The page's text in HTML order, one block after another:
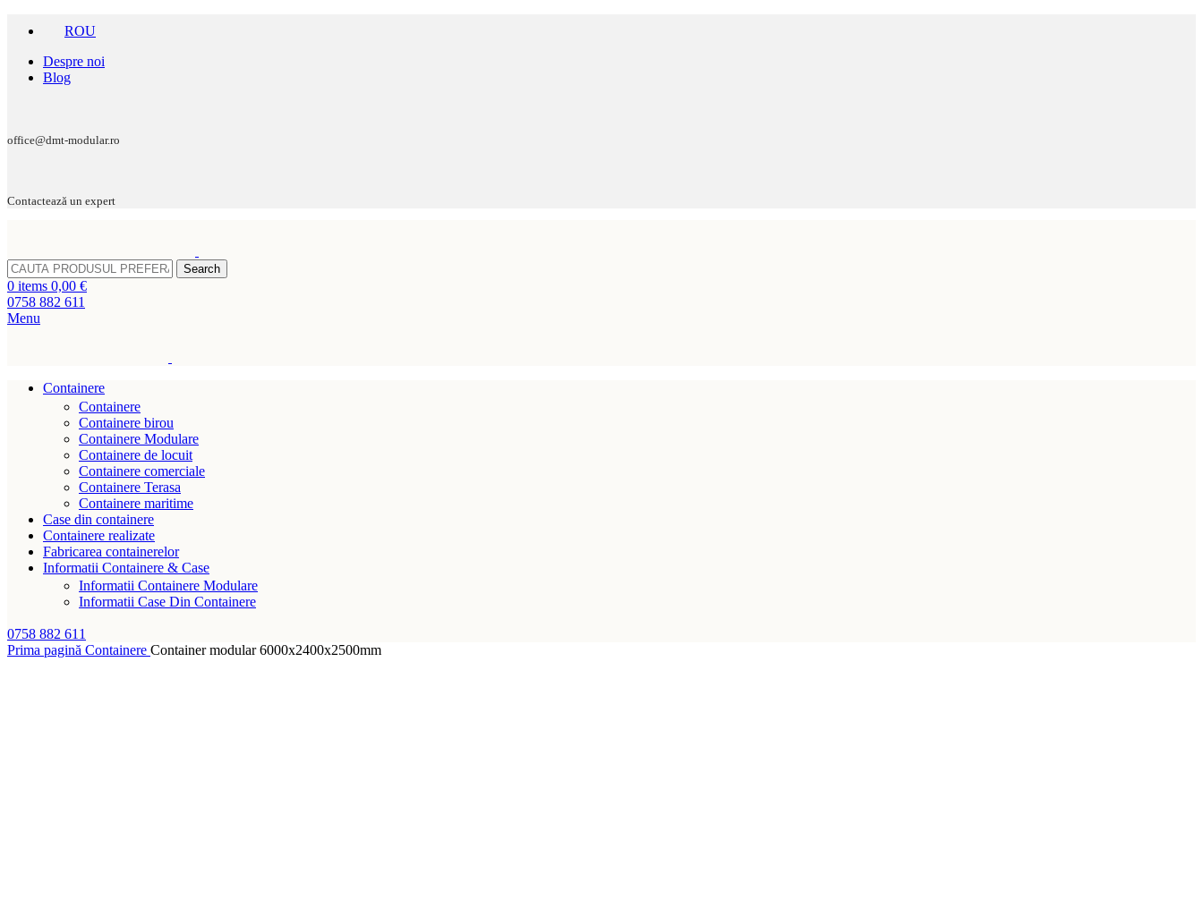
ROU
Despre noi
Blog
office@dmt-modular.ro
Contactează un expert
Search
0 items 0,00 €
0758 882 611
Menu
Containere
Containere
Containere birou
Containere Modulare
Containere de locuit
Containere comerciale
Containere Terasa
Containere maritime
Case din containere
Containere realizate
Fabricarea containerelor
Informatii Containere & Case
Informatii Containere Modulare
Informatii Case Din Containere
0758 882 611
Prima pagină Containere Container modular 6000x2400x2500mm